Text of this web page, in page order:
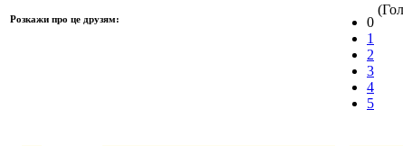
Розкажи про це друзям:
0
1
2
3
4
5